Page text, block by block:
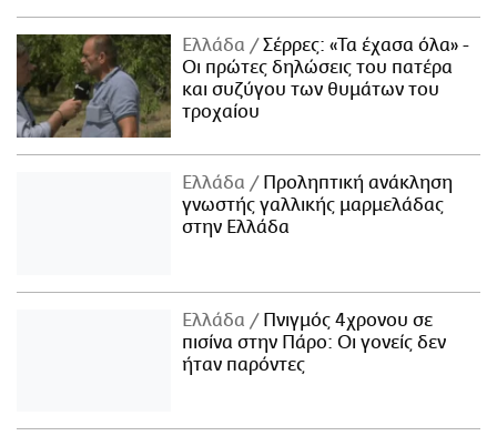
Ελλάδα
Σέρρες: «Τα έχασα όλα» -
Οι πρώτες δηλώσεις του πατέρα
και συζύγου των θυμάτων του
τροχαίου
Ελλάδα
Προληπτική ανάκληση
γνωστής γαλλικής μαρμελάδας
στην Ελλάδα
Ελλάδα
Πνιγμός 4χρονου σε
πισίνα στην Πάρο: Οι γονείς δεν
ήταν παρόντες